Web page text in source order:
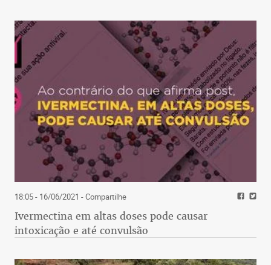
18:05 - 16/06/2021 - Compartilhe
Ivermectina em altas doses pode causar
intoxicação e até convulsão